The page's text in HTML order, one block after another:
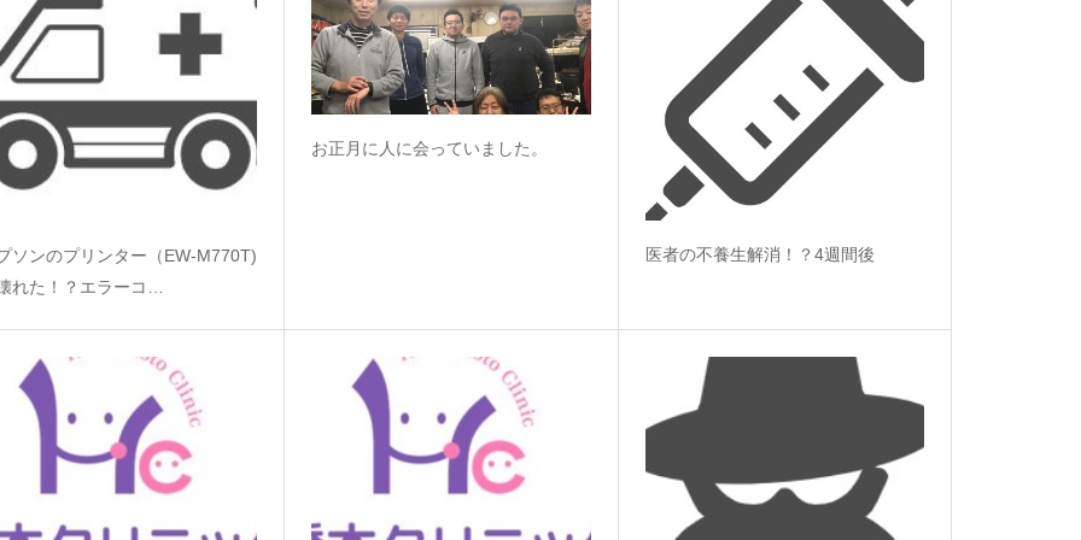
ソンのプリンター（EW-M770T)
れた！？エラーコ…
お正月に人に会っていました。
医者の不養生解消！？4週間後